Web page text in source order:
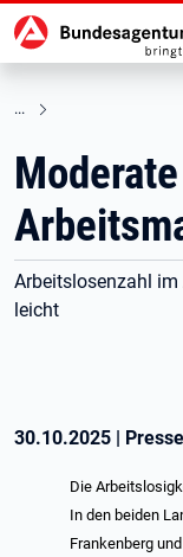
zu den Hauptinhalten
Arbeitslosenzahl
leicht
30.10.2025 |
Die
In den beiden
Frankenberg